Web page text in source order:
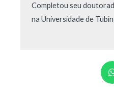
Completou seu
na Universidade de